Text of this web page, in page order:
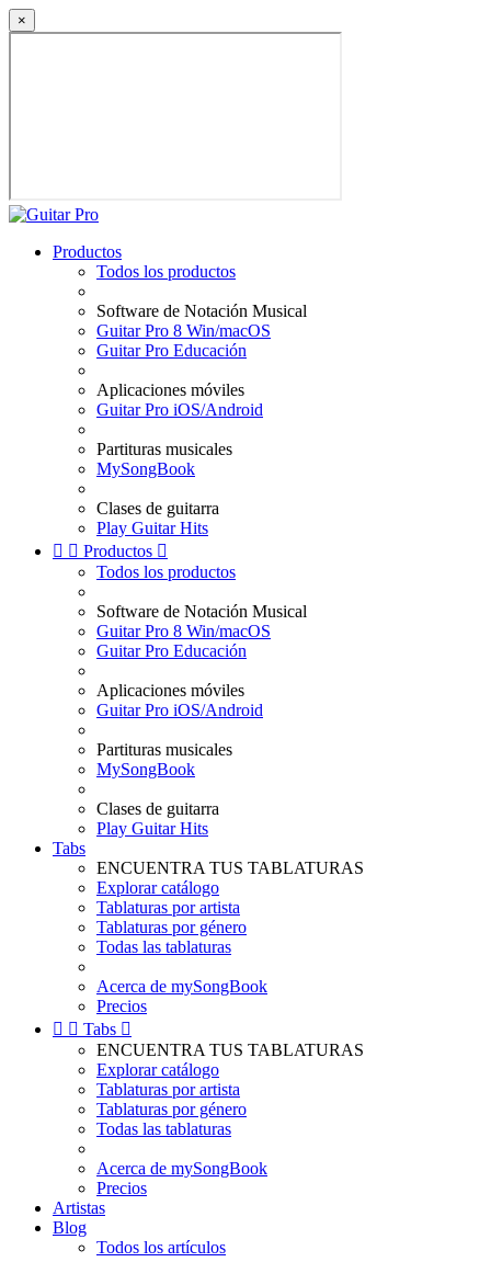
×
Productos
Todos los productos
Software de Notación Musical
Guitar Pro 8 Win/macOS
Guitar Pro Educación
Aplicaciones móviles
Guitar Pro iOS/Android
Partituras musicales
MySongBook
Clases de guitarra
Play Guitar Hits
  Productos 
Todos los productos
Software de Notación Musical
Guitar Pro 8 Win/macOS
Guitar Pro Educación
Aplicaciones móviles
Guitar Pro iOS/Android
Partituras musicales
MySongBook
Clases de guitarra
Play Guitar Hits
Tabs
ENCUENTRA TUS TABLATURAS
Explorar catálogo
Tablaturas por artista
Tablaturas por género
Todas las tablaturas
Acerca de mySongBook
Precios
  Tabs 
ENCUENTRA TUS TABLATURAS
Explorar catálogo
Tablaturas por artista
Tablaturas por género
Todas las tablaturas
Acerca de mySongBook
Precios
Artistas
Blog
Todos los artículos